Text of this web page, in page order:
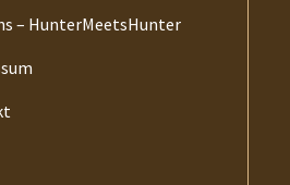
– HunterMeetsHunter